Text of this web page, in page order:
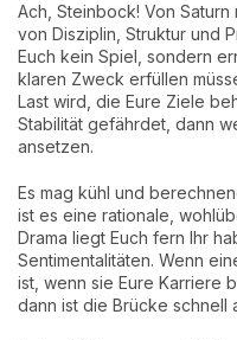
Ach, Steinbock! Von
von Disziplin, Struktur und
Euch kein Spiel, sondern
klaren Zweck erfüllen
Last wird, die Eure Ziele
Stabilität gefährdet, dann
ansetzen.
Es mag kühl und
ist es eine rationale,
Drama liegt Euch fern Ihr
Sentimentalitäten. Wenn
ist, wenn sie Eure Karriere
dann ist die Brücke schnell